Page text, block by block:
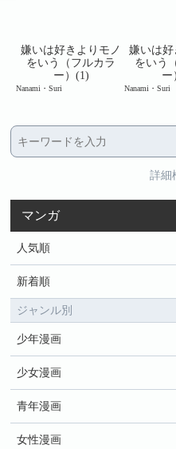
嫌いは好きよりモノ
をいう（フルカラ
ー）(1)
Nanami・Suri
嫌いは好
をいう
ー
Nanami・Suri
詳細
マンガ
人気順
新着順
ジャンル別
少年漫画
少女漫画
青年漫画
女性漫画